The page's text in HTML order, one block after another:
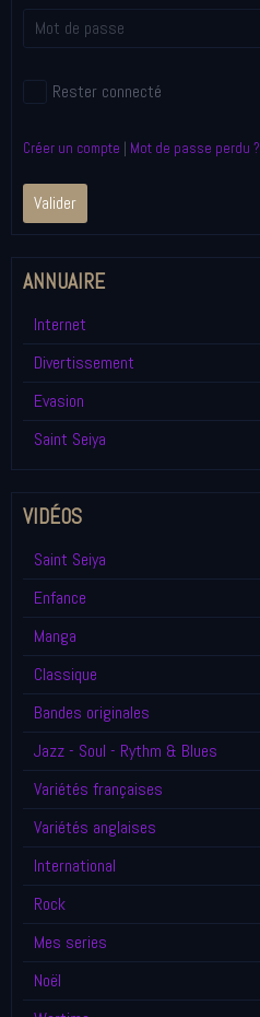
Rester connecté
Créer un compte | Mot de passe perdu ?
Valider
ANNUAIRE
Internet
Divertissement
Evasion
Saint Seiya
VIDÉOS
Saint Seiya
Enfance
Manga
Classique
Bandes originales
Jazz - Soul - Rythm & Blues
Variétés françaises
Variétés anglaises
International
Rock
Mes series
Noël